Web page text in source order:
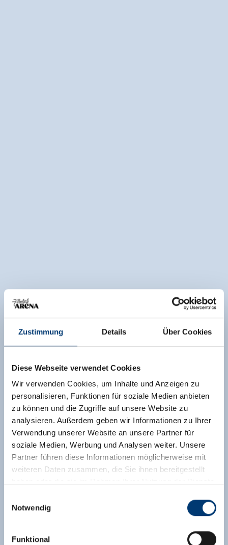
Zustimmung Details Über Cookies
Diese Webseite verwendet Cookies
Wir verwenden Cookies, um Inhalte und Anzeigen zu
personalisieren, Funktionen für soziale Medien anbieten
zu können und die Zugriffe auf unsere Website zu
analysieren. Außerdem geben wir Informationen zu Ihrer
Verwendung unserer Website an unsere Partner für
soziale Medien, Werbung und Analysen weiter. Unsere
Partner führen diese Informationen möglicherweise mit
weiteren Daten zusammen, die Sie ihnen bereitgestellt
Rohr 23// A-6280 Zell am Ziller
Notwendig
Funktional